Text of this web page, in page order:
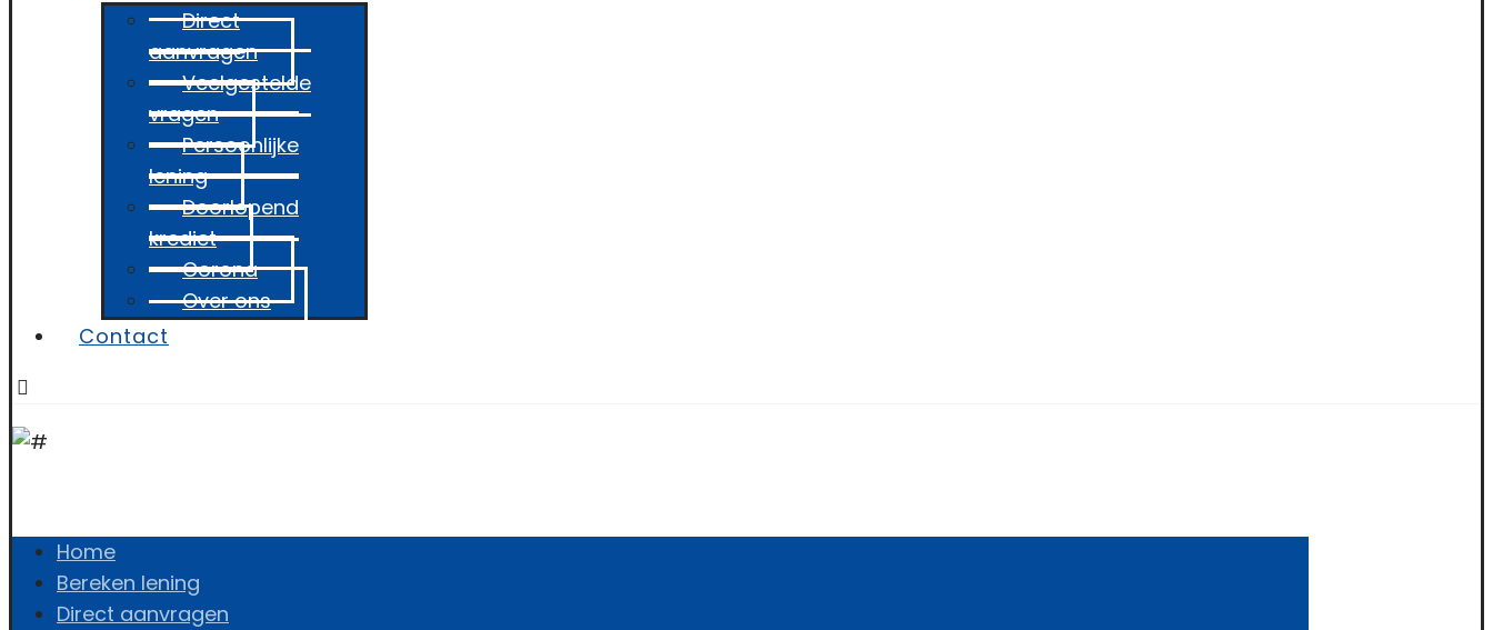
Direct
aanvragen
Veelgestelde
vragen
Persoonlijke
lening
Doorlopend
krediet
Corona
Over ons
Contact
Home
Bereken lening
Direct aanvragen